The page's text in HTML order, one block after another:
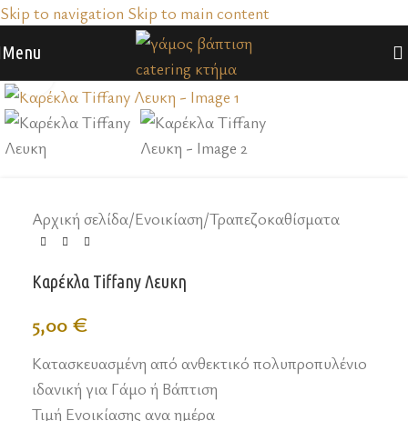
Skip to navigation Skip to main content
Menu
Click to enlarge
Αρχική σελίδα/Ενοικίαση/Τραπεζοκαθίσματα
Καρέκλα Tiffany Λευκη
5,00€
Κατασκευασμένη από ανθεκτικό πολυπροπυλένιο
ιδανική για Γάμο ή Βάπτιση
Τιμή Ενοικίασης ανα ημέρα